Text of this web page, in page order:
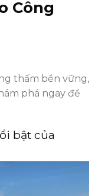
Công
thấm bền vững,
phá ngay để
bật của